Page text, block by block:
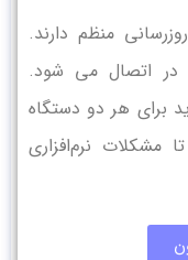
منظم دارند.
در اتصال می شود.
برای هر دو دستگاه
نرم‌افزاری